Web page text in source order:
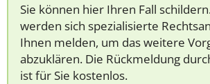
Sie können hier Ihren Fall
werden sich spezialisierte
Ihnen melden, um das weitere
abzuklären. Die Rückmeldung
ist für Sie kostenlos.